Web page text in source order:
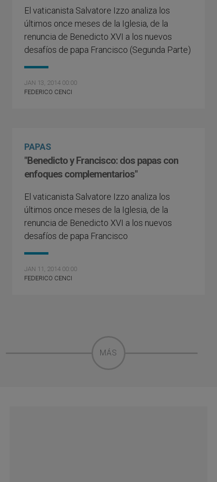
El vaticanista Salvatore Izzo analiza los
últimos once meses de la Iglesia, de la
renuncia de Benedicto XVI a los nuevos
desafí­os de papa Francisco (Segunda Parte)
JAN 13, 2014 00:00
FEDERICO CENCI
PAPAS
"Benedicto y Francisco: dos papas con
enfoques complementarios"
El vaticanista Salvatore Izzo analiza los
últimos once meses de la Iglesia, de la
renuncia de Benedicto XVI a los nuevos
desafíos de papa Francisco
JAN 11, 2014 00:00
FEDERICO CENCI
MÁS